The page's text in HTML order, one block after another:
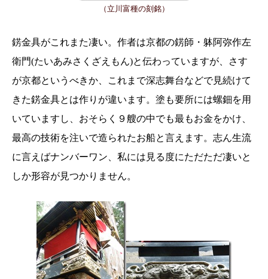
（立川富種の刻銘）
錺金具がこれまた凄い。作者は京都の錺師・躰阿弥作左
衛門(たいあみさくざえもん)と伝わっていますが、さす
が京都というべきか、これまで深志舞台などで見続けて
きた錺金具とは作りが違います。塗も要所には螺鈿を用
いていますし、おそらく９艘の中でも最もお金をかけ、
最高の技術を注いで造られたお船と言えます。志ん生流
に言えばナンバーワン、私には見る度にただただ凄いと
しか形容が見つかりません。